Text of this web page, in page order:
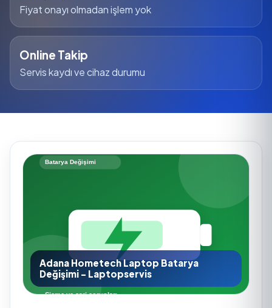
Fiyat onayı olmadan işlem yok
Online Takip
Servis kaydı ve cihaz durumu
Adana Hometech Laptop Batarya
Değişimi - Laptopservis